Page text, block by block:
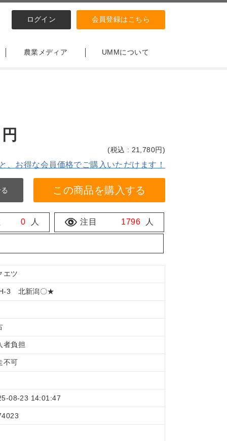
ログイン 会員登録はこちら
農業メディア UMMについて
円
(税込 : 21,780円)
、お得な会員価格でご購入いただけます！
この商品を購入する
0 人 注目 1796 人
エツ
3 北新潟〇★
者負担
不可
08-23 14:01:47